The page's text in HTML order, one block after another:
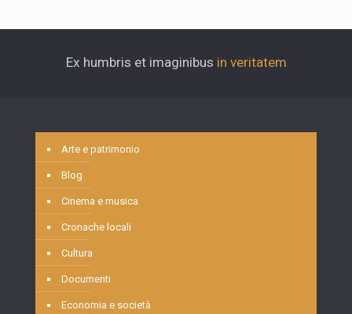
Ex humbris et imaginibus in veritatem
Arte e patrimonio
Blog
Cinema e musica
Cronache locali
Cultura
Documenti
Economia e società